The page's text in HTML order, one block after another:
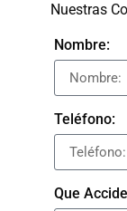
Nuestras
Nombre:
Teléfono:
Que